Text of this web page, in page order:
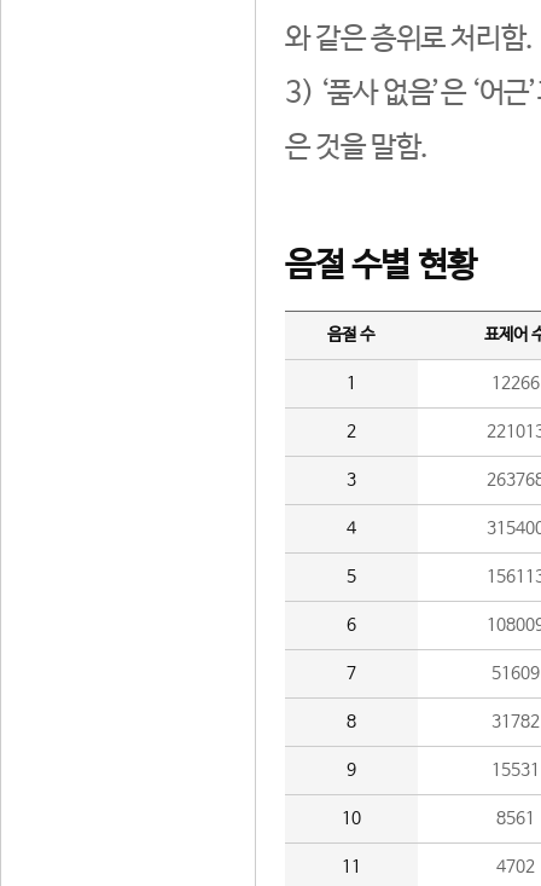
와 같은 층위로 처리함.
3) ‘품사 없음’은 ‘어
은 것을 말함.
음절 수별 현황
음절 수 표제어
1 12266
2
3
4
5
6
7 51609
8 31782
9 15531
10 8561
11 4702